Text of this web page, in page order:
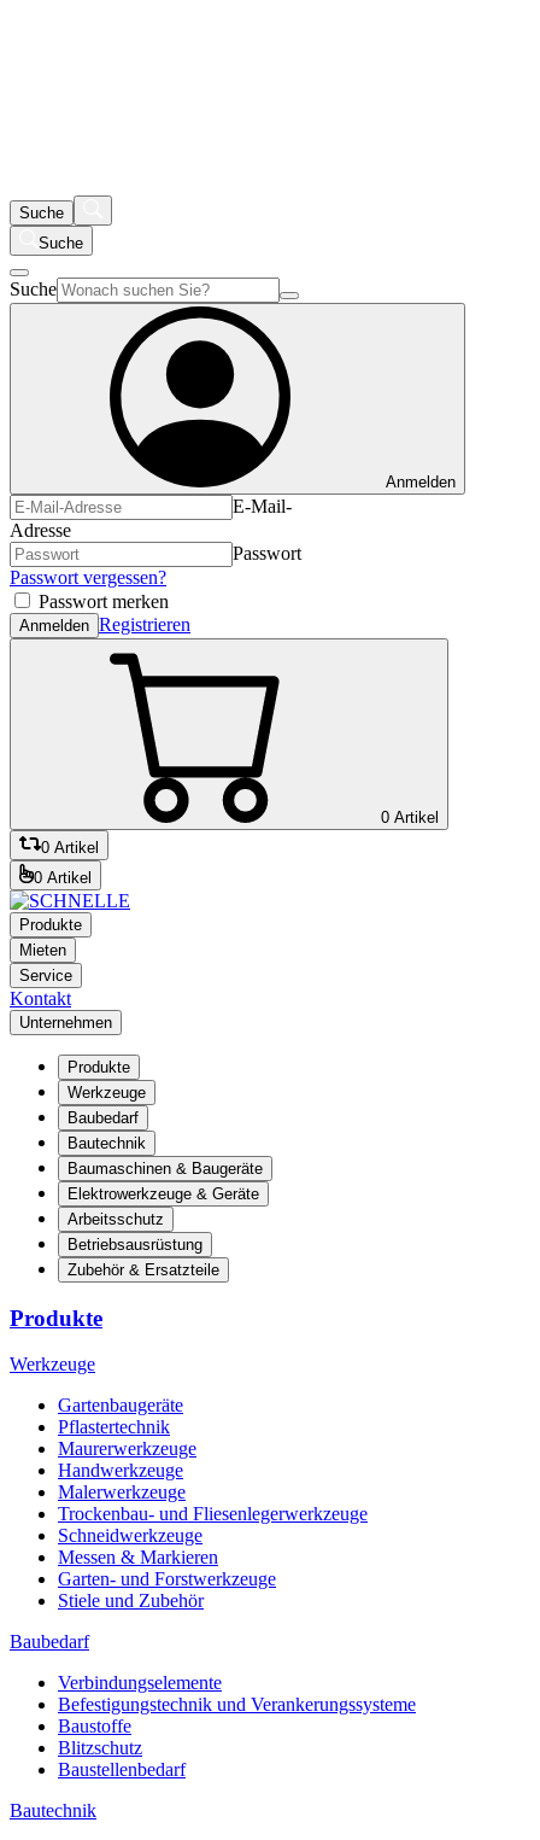
Suche
Suche
Suche
Anmelden
E-Mail-
Adresse
Passwort
Passwort vergessen?
Passwort merken
Anmelden Registrieren
0 Artikel
0 Artikel
0 Artikel
Produkte
Mieten
Service
Kontakt
Unternehmen
Produkte
Werkzeuge
Baubedarf
Bautechnik
Baumaschinen & Baugeräte
Elektrowerkzeuge & Geräte
Arbeitsschutz
Betriebsausrüstung
Zubehör & Ersatzteile
Produkte
Werkzeuge
Gartenbaugeräte
Pflastertechnik
Maurerwerkzeuge
Handwerkzeuge
Malerwerkzeuge
Trockenbau- und Fliesenlegerwerkzeuge
Schneidwerkzeuge
Messen & Markieren
Garten- und Forstwerkzeuge
Stiele und Zubehör
Baubedarf
Verbindungselemente
Befestigungstechnik und Verankerungssysteme
Baustoffe
Blitzschutz
Baustellenbedarf
Bautechnik